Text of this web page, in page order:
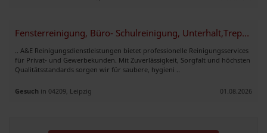
Fensterreinigung, Büro- Schulreinigung, Unterhalt,Treppenreinigung
.. A&E Reinigungsdienstleistungen bietet professionelle Reinigungsservices
für Privat- und Gewerbekunden. Mit Zuverlässigkeit, Sorgfalt und höchsten
Qualitätsstandards sorgen wir für saubere, hygieni ..
Gesuch in 04209, Leipzig 01.08.2026